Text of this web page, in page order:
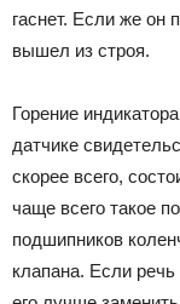
гаснет. Если же он
вышел из строя.
Горение
датчике
скорее всего,
чаще всего такое
подшипников
клапана. Если речь